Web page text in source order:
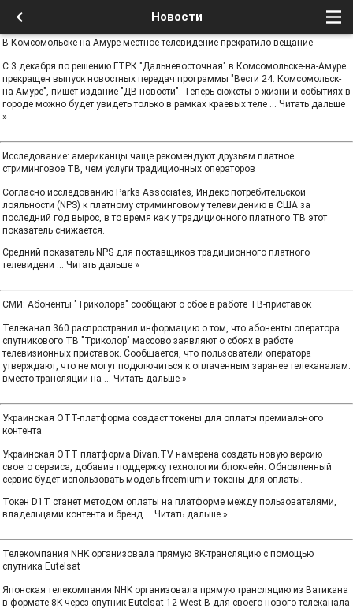
Новости
В Комсомольске-на-Амуре местное телевидение прекратило вещание
С 3 декабря по решению ГТРК "Дальневосточная" в Комсомольске-на-Амуре
прекращен выпуск новостных передач программы "Вести 24. Комсомольск-
на-Амуре", пишет издание "ДВ-новости". Теперь сюжеты о жизни и событиях в
городе можно будет увидеть только в рамках краевых теле ... Читать дальше
»
Исследование: американцы чаще рекомендуют друзьям платное
стриминговое ТВ, чем услуги традиционных операторов
Согласно исследованию Parks Associates, Индекс потребительской
лояльности (NPS) к платному стриминговому телевидению в США за
последний год вырос, в то время как у традиционного платного ТВ этот
показатель снижается.
Средний показатель NPS для поставщиков традиционного платного
телевидени ... Читать дальше »
СМИ: Абоненты "Триколора" сообщают о сбое в работе ТВ-приставок
Телеканал 360 распространил информацию о том, что абоненты оператора
спутникового ТВ "Триколор" массово заявляют о сбоях в работе
телевизионных приставок. Сообщается, что пользователи оператора
утверждают, что не могут подключиться к оплаченным заранее телеканалам:
вместо трансляции на ... Читать дальше »
Украинская OTT-платформа создаст токены для оплаты премиального
контента
Украинская OTT платформа Divan.TV намерена создать новую версию
своего сервиса, добавив поддержку технологии блокчейн. Обновленный
сервис будет использовать модель freemium и токены для оплаты.
Токен D1T станет методом оплаты на платформе между пользователями,
владельцами контента и бренд ... Читать дальше »
Телекомпания NHK организовала прямую 8K-трансляцию с помощью
спутника Eutelsat
Японская телекомпания NHK организовала прямую трансляцию из Ватикана
в формате 8K через спутник Eutelsat 12 West B для своего нового телеканала